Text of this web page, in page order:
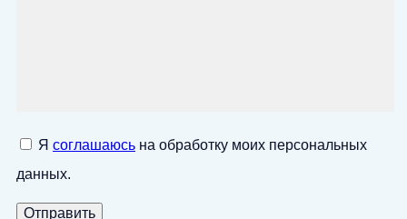
Я соглашаюсь на обработку моих персональных
данных.